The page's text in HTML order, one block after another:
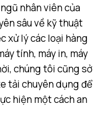
nhân viên của
sâu về kỹ thuật
xử lý các loại hàng
tính, máy in, máy
chúng tôi cũng sở
tải chuyên dụng để
hiện một cách an